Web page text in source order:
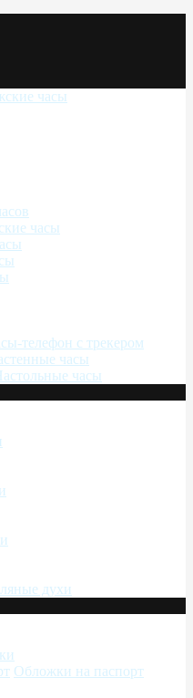
часы
часы
телефон с трекером
часы
часы
духи
Обложки на паспорт